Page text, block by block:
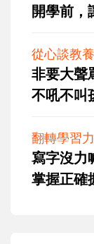
開學前，
從心談教養
非要大聲
不吼不叫
翻轉學習力
寫字沒力
掌握正確